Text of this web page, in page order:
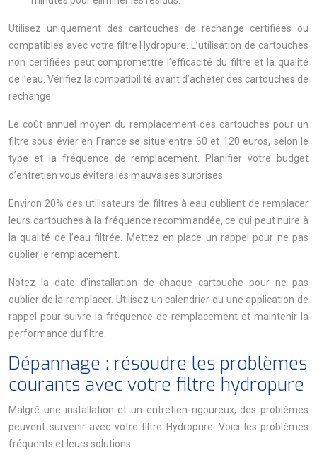
Utilisez uniquement des cartouches de rechange certifiées ou
compatibles avec votre filtre Hydropure. L’utilisation de cartouches
non certifiées peut compromettre l’efficacité du filtre et la qualité
de l’eau. Vérifiez la compatibilité avant d’acheter des cartouches de
rechange.
Le coût annuel moyen du remplacement des cartouches pour un
filtre sous évier en France se situe entre 60 et 120 euros, selon le
type et la fréquence de remplacement. Planifier votre budget
d’entretien vous évitera les mauvaises surprises.
Environ 20% des utilisateurs de filtres à eau oublient de remplacer
leurs cartouches à la fréquence recommandée, ce qui peut nuire à
la qualité de l’eau filtrée. Mettez en place un rappel pour ne pas
oublier le remplacement.
Notez la date d’installation de chaque cartouche pour ne pas
oublier de la remplacer. Utilisez un calendrier ou une application de
rappel pour suivre la fréquence de remplacement et maintenir la
performance du filtre.
Dépannage : résoudre les problèmes
courants avec votre filtre hydropure
Malgré une installation et un entretien rigoureux, des problèmes
peuvent survenir avec votre filtre Hydropure. Voici les problèmes
fréquents et leurs solutions :